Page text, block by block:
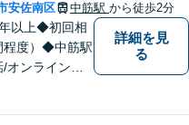
安佐南区 中筋駅 から徒歩2分
以上◆初回相
程度）◆中筋駅
ンライン相
詳細を見
る